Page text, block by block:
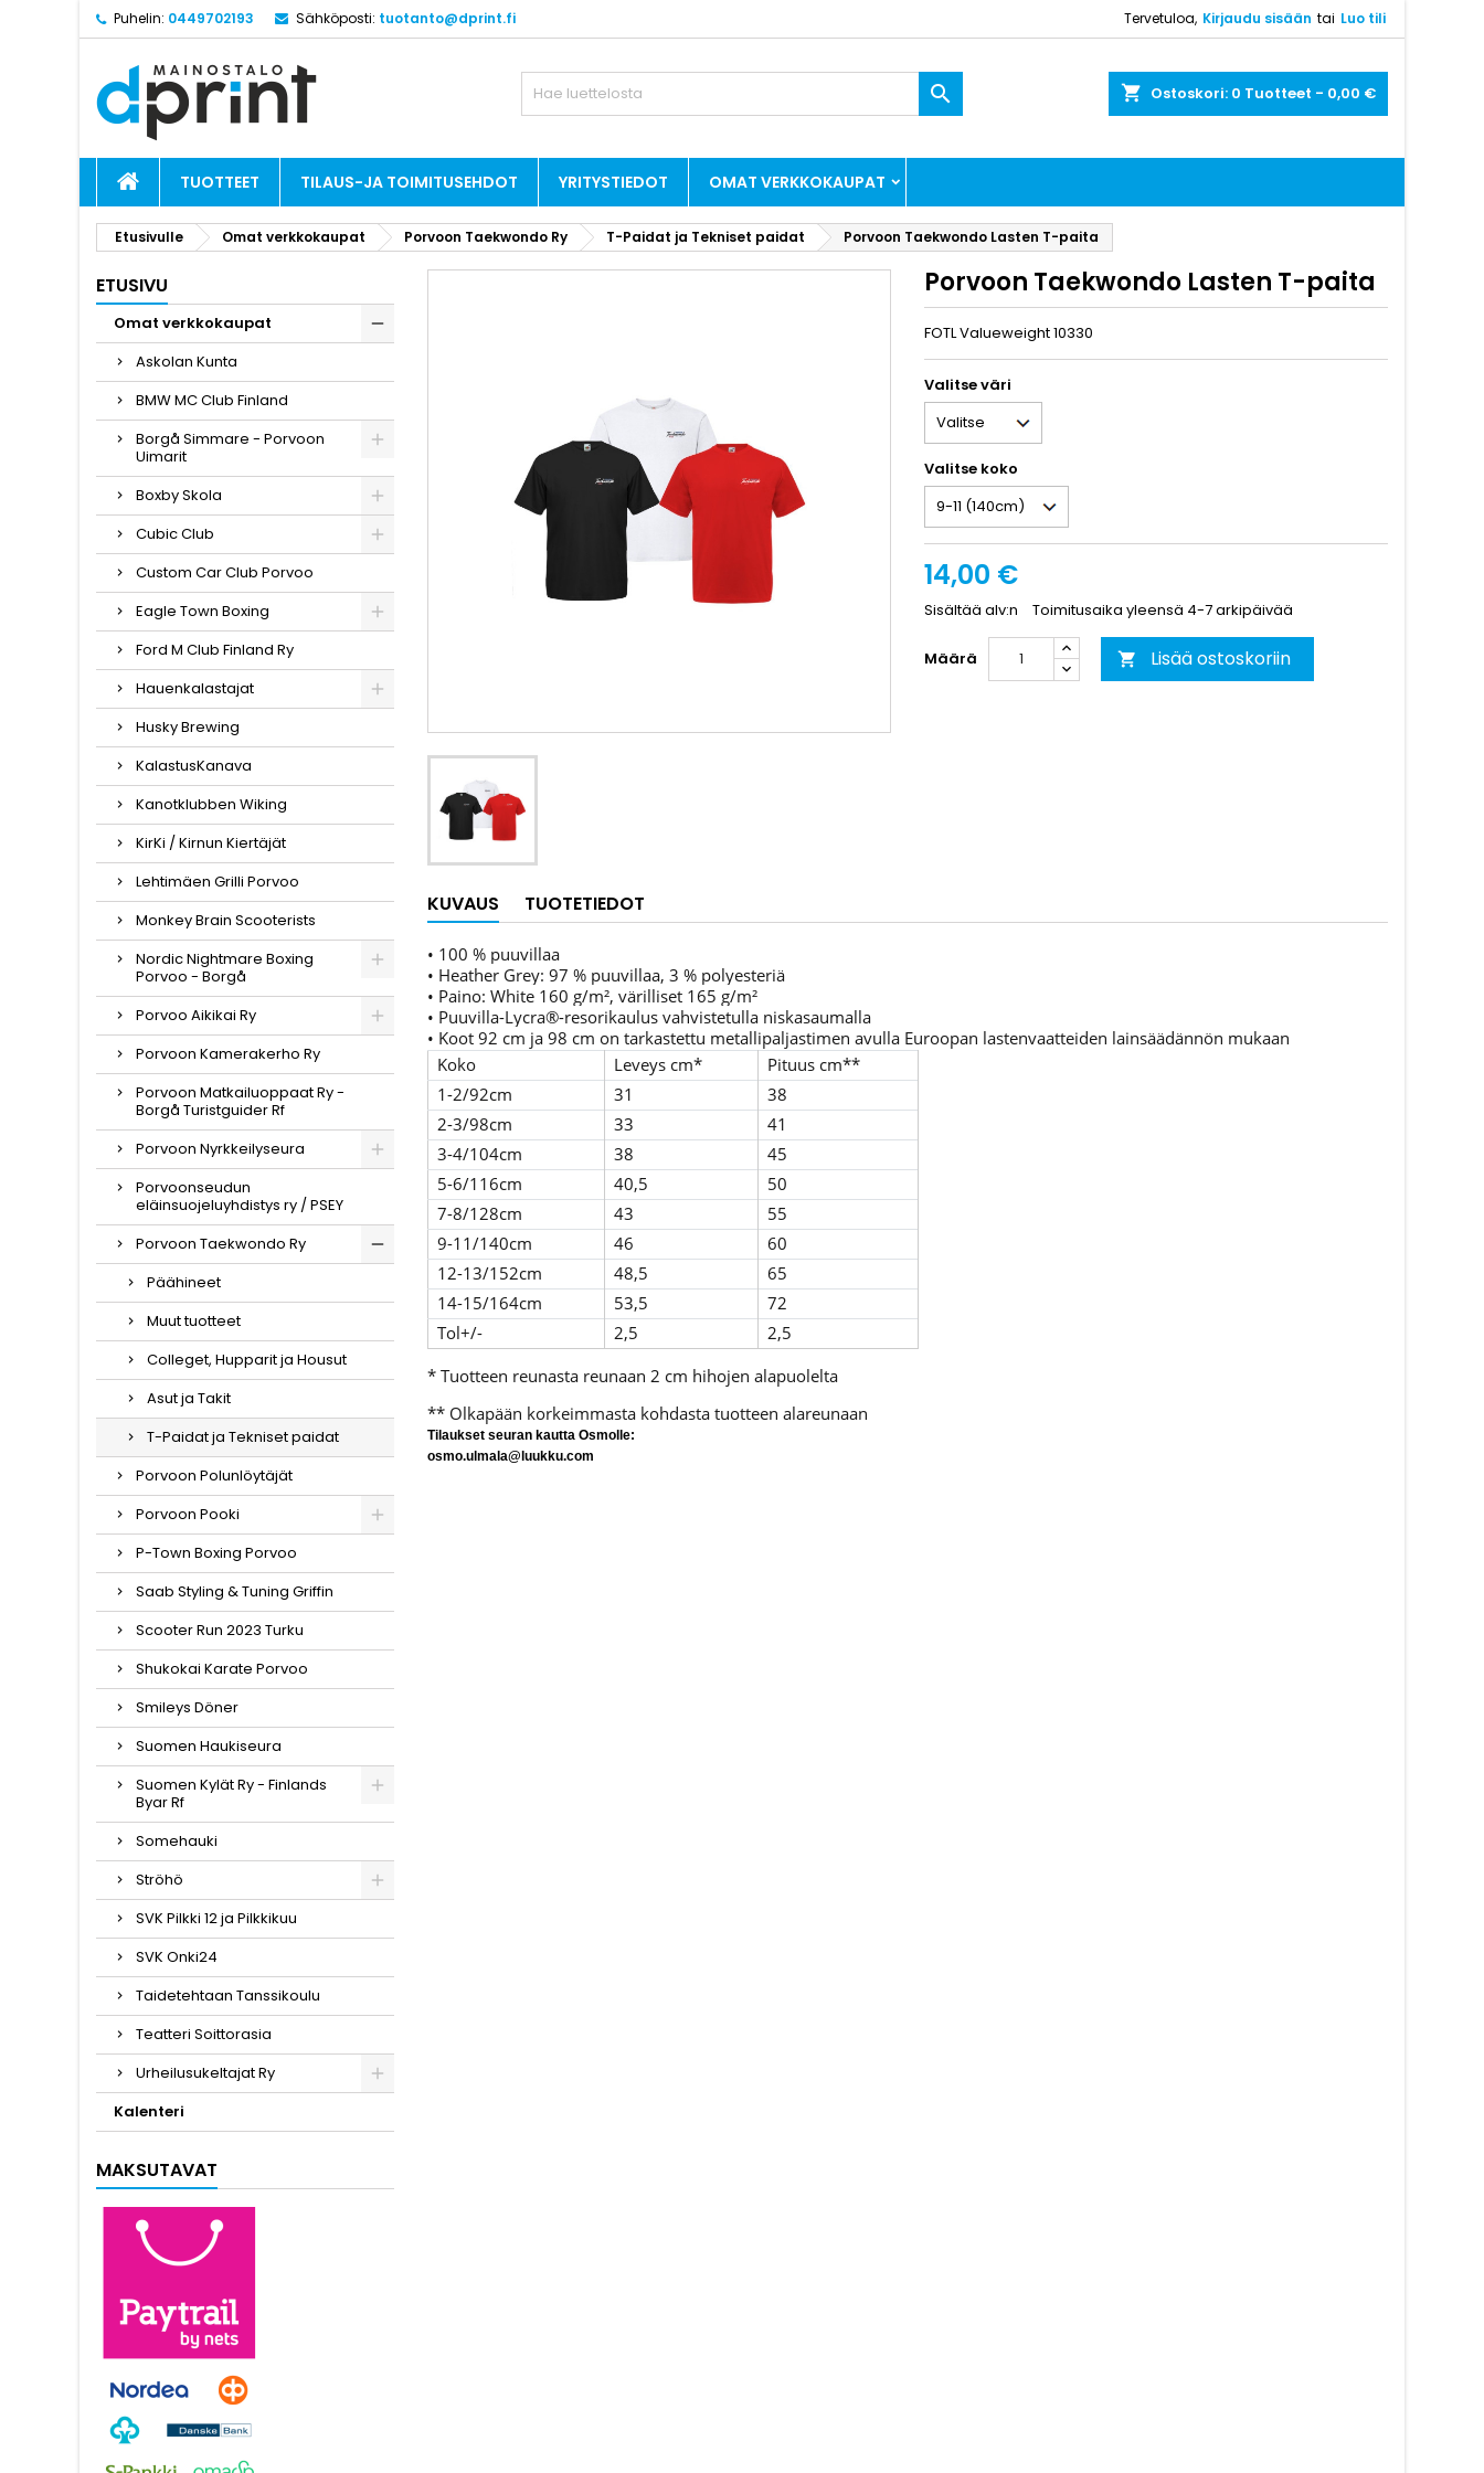
Puhelin: 0449702193 Sähköposti: tuotanto@dprint.fi Tervetuloa, Kirjaudu sisään tai Luo tili
shopping_cart Ostoskori: 0 Tuotteet - 0,00 €

TUOTTEET TILAUS-JA TOIMITUSEHDOT YRITYSTIEDOT OMAT VERKKOKAUPAT
Etusivulle Omat verkkokaupat Porvoon Taekwondo Ry T-Paidat ja Tekniset paidat Porvoon Taekwondo Lasten T-paita
ETUSIVU
Omat verkkokaupat
Askolan Kunta
BMW MC Club Finland
Borgå Simmare - Porvoon
Uimarit
Boxby Skola
Cubic Club
Custom Car Club Porvoo
Eagle Town Boxing
Ford M Club Finland Ry
Hauenkalastajat
Husky Brewing
KalastusKanava
Kanotklubben Wiking
KirKi / Kirnun Kiertäjät
Lehtimäen Grilli Porvoo
Monkey Brain Scooterists
Nordic Nightmare Boxing
Porvoo - Borgå
Porvoo Aikikai Ry
Porvoon Kamerakerho Ry
Porvoon Matkailuoppaat Ry -
Borgå Turistguider Rf
Porvoon Nyrkkeilyseura
Porvoonseudun
eläinsuojeluyhdistys ry / PSEY
Porvoon Taekwondo Ry
Päähineet
Muut tuotteet
Colleget, Hupparit ja Housut
Asut ja Takit
T-Paidat ja Tekniset paidat
Porvoon Polunlöytäjät
Porvoon Pooki
P-Town Boxing Porvoo
Saab Styling & Tuning Griffin
Scooter Run 2023 Turku
Shukokai Karate Porvoo
Smileys Döner
Suomen Haukiseura
Suomen Kylät Ry - Finlands
Byar Rf
Somehauki
Ströhö
SVK Pilkki 12 ja Pilkkikuu
SVK Onki24
Taidetehtaan Tanssikoulu
Teatteri Soittorasia
Urheilusukeltajat Ry
Kalenteri
MAKSUTAVAT
Porvoon Taekwondo Lasten T-paita
FOTL Valueweight 10330
Valitse väri
Valitse koko
14,00 €
Sisältää alv:n Toimitusaika yleensä 4-7 arkipäivää
Määrä  Lisää ostoskoriin
KUVAUS TUOTETIEDOT
• 100 % puuvillaa
• Heather Grey: 97 % puuvillaa, 3 % polyesteriä
• Paino: White 160 g/m², värilliset 165 g/m²
• Puuvilla-Lycra®-resorikaulus vahvistetulla niskasaumalla
• Koot 92 cm ja 98 cm on tarkastettu metallipaljastimen avulla Euroopan lastenvaatteiden lainsäädännön mukaan
Koko
Leveys cm*
Pituus cm**
1-2/92cm
31
38
2-3/98cm
33
41
3-4/104cm
38
45
5-6/116cm
40,5
50
7-8/128cm
43
55
9-11/140cm
46
60
12-13/152cm
48,5
65
14-15/164cm
53,5
72
Tol+/-
2,5
2,5
* Tuotteen reunasta reunaan 2 cm hihojen alapuolelta
** Olkapään korkeimmasta kohdasta tuotteen alareunaan
Tilaukset seuran kautta Osmolle:
osmo.ulmala@luukku.com